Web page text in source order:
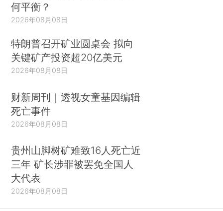
何平衡？
2026年08月08日
特朗普召开矿业圆桌会 拟向
关键矿产投资超20亿美元
2026年08月08日
财新周刊｜透视女童基因编辑
死亡事件
2026年08月08日
贵州山脚树矿难致16人死亡近
三年 矿长涉罪被罢免全国人
大代表
2026年08月08日